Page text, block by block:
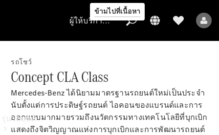
ข้ามไปที่เนื้อหา
ผู้ให้บริการ/
การคุ้มครอง
ข้อมูล
รุ่นรถยนต์
ผู้ให้บริการ/การคุ้มครองข้อมูล
รถโชว์
Concept CLA Class
Mercedes-Benz ได้นิยามมาตรฐานรถยนต์ใหม่เป็นประจำ
นับตั้งแต่การประดิษฐ์รถยนต์ ไอคอนของแบรนด์และการ
ออกแบบมากมายรวมถึงนวัตกรรมทางเทคโนโลยีที่บุกเบิก
แสดงถึงจิตวิญญาณแห่งการบุกเบิกและการพัฒนารถยนต์